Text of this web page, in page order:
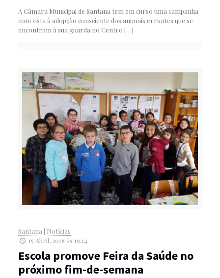
A Câmara Municipal de Santana tem em curso uma campanha
com vista à adopção consciente dos animais errantes que se
encontram à sua guarda no Centro […]
Santana| Notícias
15 Abril, 2018 às 19:14
Escola promove Feira da Saúde no
próximo fim-de-semana